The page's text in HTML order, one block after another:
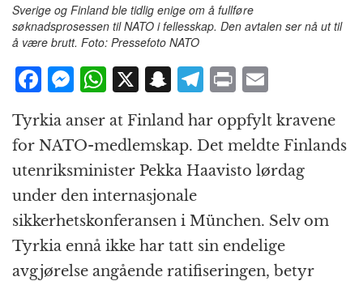
Sverige og Finland ble tidlig enige om å fullføre
søknadsprosessen til NATO i fellesskap. Den avtalen ser nå ut til
å være brutt. Foto: Pressefoto NATO
F
a
c
e
b
o
o
k
M
ss
e
n
g
e
r
W
at
s
A
p
p
X S
n
a
p
c
h
at
T
e
g
r
a
m
P
ri
n
t
m
ai
l
Tyrkia anser at Finland har oppfylt kravene
for NATO-medlemskap. Det meldte Finlands
utenriksminister Pekka Haavisto lørdag
under den internasjonale
sikkerhetskonferansen i München. Selv om
Tyrkia ennå ikke har tatt sin endelige
avgjørelse angående ratifiseringen, betyr